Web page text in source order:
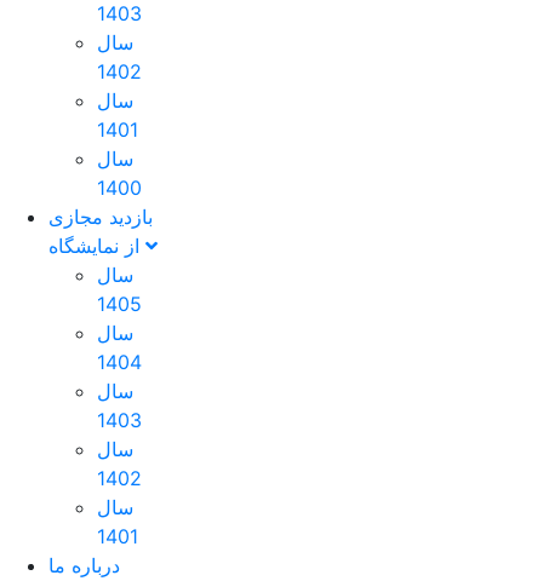
1403
سال
1402
سال
1401
سال
1400
بازدید مجازی
سال
1405
سال
1404
سال
1403
سال
1402
سال
1401
درباره ما